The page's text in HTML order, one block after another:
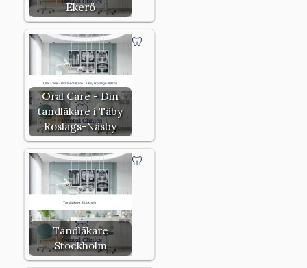
Ekerö
Oral Care - Din
tandläkare i Täby
Roslags-Näsby
Tandläkare
Stockholm